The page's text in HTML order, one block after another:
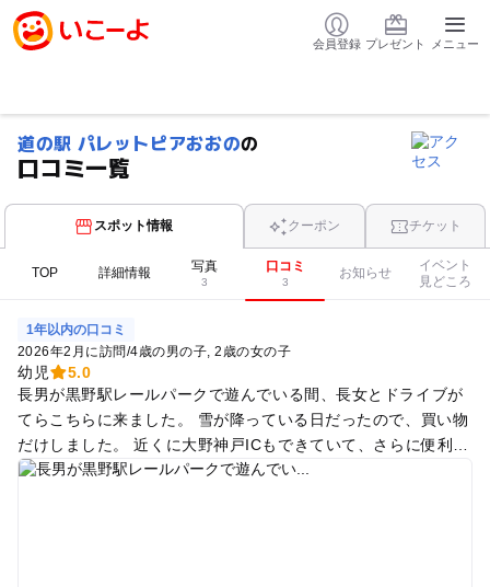
会員登録 プレゼント メニュー
道の駅 パレットピアおおのの
口コミ一覧
スポット情報 クーポン チケット
TOP 詳細情報 写真
3
口コミ
3
お知らせ
イベント
見どころ
1年以内の口コミ
2026年2月に訪問/4歳の男の子 2歳の女の子
幼児
5.0
長男が黒野駅レールパークで遊んでいる間、長女とドライブが
てらこちらに来ました。 雪が降っている日だったので、買い物
だけしました。 近くに大野神戸ICもできていて、さらに便利に
なったと思いました。 トイレが新しくなっていると思いまし